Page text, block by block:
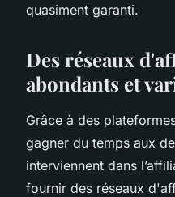
quasiment garanti.
Des réseaux
abondants et
Grâce à des
gagner du temps aux
interviennent dans
fournir des réseaux